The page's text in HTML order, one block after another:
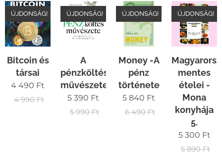
Bitcoin és
társai
ÚJDONSÁG!
4 490 Ft
4 990Ft
A
pénzköltés
művészete
ÚJDONSÁG!
5 390 Ft
5 990Ft
Money -A
pénz
története
ÚJDONSÁG!
5 840 Ft
6 490Ft
mentes
ételei -
Mona
konyhája
5.
ÚJDONSÁG!
5 300 Ft
5 890Ft